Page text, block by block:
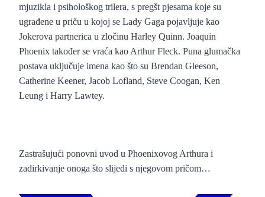
mjuzikla i psihološkog trilera, s pregšt pjesama koje su
ugrađene u priču u kojoj se Lady Gaga pojavljuje kao
Jokerova partnerica u zločinu Harley Quinn. Joaquin
Phoenix također se vraća kao Arthur Fleck. Puna glumačka
postava uključuje imena kao što su Brendan Gleeson,
Catherine Keener, Jacob Lofland, Steve Coogan, Ken
Leung i Harry Lawtey.
Zastrašujući ponovni uvod u Phoenixovog Arthura i
zadirkivanje onoga što slijedi s njegovom pričom…